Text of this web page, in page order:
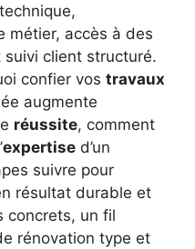
métier, accès à des
client structuré.
confier vos travaux
augmente
réussite, comment
expertise d’un
suivre pour
résultat durable et
concrets, un fil
rénovation type et